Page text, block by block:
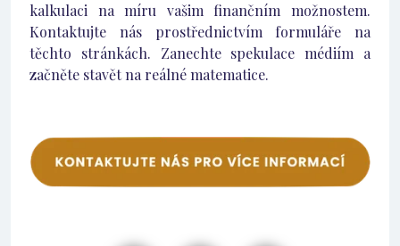
kalkulaci na míru vašim finančním možnostem.
Kontaktujte nás prostřednictvím formuláře na
těchto stránkách. Zanechte spekulace médiím a
začněte stavět na reálné matematice.